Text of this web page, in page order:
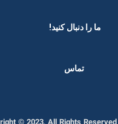
ما را دنبال کنید! ​
تماس